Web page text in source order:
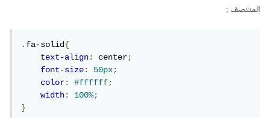
المنتصف
.fa-solid{
text-align: center;
font-size: 50px;
color: #ffffff;
width: 100%;
}